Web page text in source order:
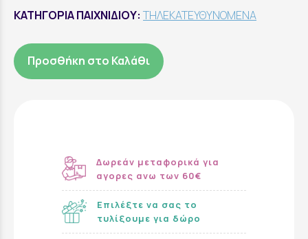
ΚΑΤΗΓΟΡΙΑ ΠΑΙΧΝΙΔΙΟΥ: ΤΗΛΕΚΑΤΕΥΘΥΝΟΜΕΝΑ
Προσθήκη στο Καλάθι
Δωρεάν μεταφορικά για
αγορες ανω των 60€
Επιλέξτε να σας το
τυλίξουμε για δώρο